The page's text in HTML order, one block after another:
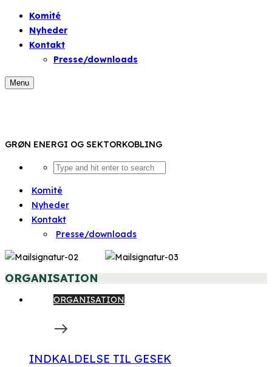
Komité
Nyheder
Kontakt
Presse/downloads
Menu
GRØN ENERGI OG SEKTORKOBLING
Komité
Nyheder
Kontakt
Presse/downloads
ORGANISATION
ORGANISATION
INDKALDELSE TIL GESEK